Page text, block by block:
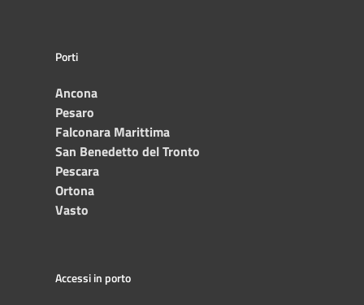
Porti
Ancona
Pesaro
Falconara Marittima
San Benedetto del Tronto
Pescara
Ortona
Vasto
Accessi in porto